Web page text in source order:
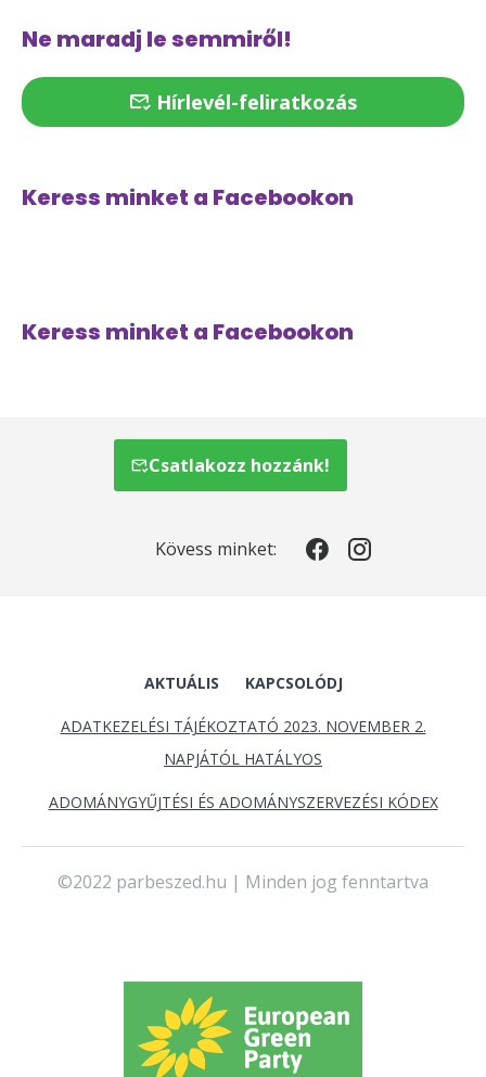
Ne maradj le semmiről!
Hírlevél-feliratkozás
Keress minket a Facebookon
Keress minket a Facebookon
Csatlakozz hozzánk!
Kövess minket:
AKTUÁLIS KAPCSOLÓDJ
ADATKEZELÉSI TÁJÉKOZTATÓ 2023. NOVEMBER 2.
NAPJÁTÓL HATÁLYOS
ADOMÁNYGYŰJTÉSI ÉS ADOMÁNYSZERVEZÉSI KÓDEX
©2022 parbeszed.hu | Minden jog fenntartva